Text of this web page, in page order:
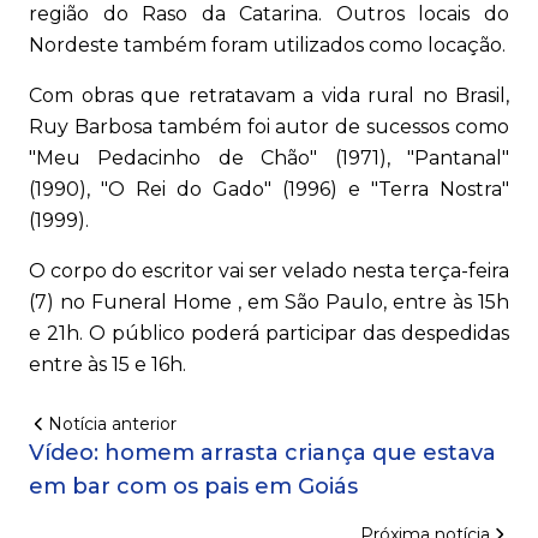
região do Raso da Catarina. Outros locais do
Nordeste também foram utilizados como locação.
Com obras que retratavam a vida rural no Brasil,
Ruy Barbosa também foi autor de sucessos como
"Meu Pedacinho de Chão" (1971), "Pantanal"
(1990), "O Rei do Gado" (1996) e "Terra Nostra"
(1999).
O corpo do escritor vai ser velado nesta terça-feira
(7) no Funeral Home , em São Paulo, entre às 15h
e 21h. O público poderá participar das despedidas
entre às 15 e 16h.
Notícia anterior
Vídeo: homem arrasta criança que estava
em bar com os pais em Goiás